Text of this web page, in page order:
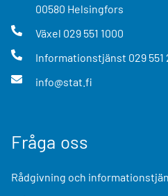
00580 Helsingfors
Växel 029 551 1000
Informationstjänst 029 551
info@stat.fi
Fråga oss
Rådgivning och